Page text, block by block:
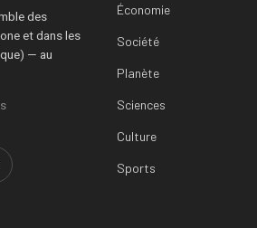
des
et dans les
— au
Économie
Société
Planète
Sciences
Culture
Sports